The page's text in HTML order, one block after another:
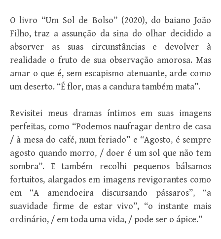
O livro “Um Sol de Bolso” (2020), do baiano João
Filho, traz a assunção da sina do olhar decidido a
absorver as suas circunstâncias e devolver à
realidade o fruto de sua observação amorosa. Mas
amar o que é, sem escapismo atenuante, arde como
um deserto. “É flor, mas a candura também mata”.
Revisitei meus dramas íntimos em suas imagens
perfeitas, como “Podemos naufragar dentro de casa
/ à mesa do café, num feriado” e “Agosto, é sempre
agosto quando morro, / doer é um sol que não tem
sombra”. E também recolhi pequenos bálsamos
fortuitos, alargados em imagens revigorantes como
em “A amendoeira discursando pássaros”, “a
suavidade firme de estar vivo”, “o instante mais
ordinário, / em toda uma vida, / pode ser o ápice.”